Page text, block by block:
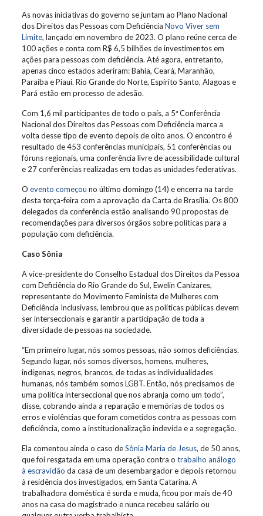
As novas iniciativas do governo se juntam ao Plano Nacional
dos Direitos das Pessoas com Deficiência Novo Viver sem
Limite, lançado em novembro de 2023. O plano reúne cerca de
100 ações e conta com R$ 6,5 bilhões de investimentos em
ações para pessoas com deficiência. Até agora, entretanto,
apenas cinco estados aderiram: Bahia, Ceará, Maranhão,
Paraíba e Piauí. Rio Grande do Norte, Espírito Santo, Alagoas e
Pará estão em processo de adesão.
Com 1,6 mil participantes de todo o país, a 5ª Conferência
Nacional dos Direitos das Pessoas com Deficiência marca a
volta desse tipo de evento depois de oito anos. O encontro é
resultado de 453 conferências municipais, 51 conferências ou
fóruns regionais, uma conferência livre de acessibilidade cultural
e 27 conferências realizadas em todas as unidades federativas.
O evento começou no último domingo (14) e encerra na tarde
desta terça-feira com a aprovação da Carta de Brasília. Os 800
delegados da conferência estão analisando 90 propostas de
recomendações para diversos órgãos sobre políticas para a
população com deficiência.
Caso Sônia
A vice-presidente do Conselho Estadual dos Direitos da Pessoa
com Deficiência do Rio Grande do Sul, Ewelin Canizares,
representante do Movimento Feminista de Mulheres com
Deficiência Inclusivass, lembrou que as políticas públicas devem
ser interseccionais e garantir a participação de toda a
diversidade de pessoas na sociedade.
“Em primeiro lugar, nós somos pessoas, não somos deficiências.
Segundo lugar, nós somos diversos, homens, mulheres,
indígenas, negros, brancos, de todas as individualidades
humanas, nós também somos LGBT. Então, nós precisamos de
uma política interseccional que nos abranja como um todo”,
disse, cobrando ainda a reparação e memórias de todos os
erros e violências que foram cometidos contra as pessoas com
deficiência, como a institucionalização indevida e a segregação.
Ela comentou ainda o caso deSônia Maria de Jesus, de 50 anos,
que foi resgatada em uma operação contra o trabalho análogo
à escravidão da casa de um desembargador e depois retornou
à residência dos investigados, em Santa Catarina. A
trabalhadora doméstica é surda e muda, ficou por mais de 40
anos na casa do magistrado e nunca recebeu salário ou